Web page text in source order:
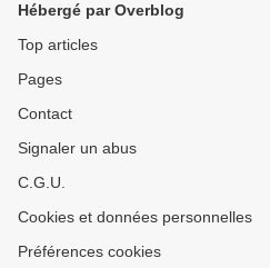
Hébergé par Overblog
Top articles
Pages
Contact
Signaler un abus
C.G.U.
Cookies et données personnelles
Préférences cookies